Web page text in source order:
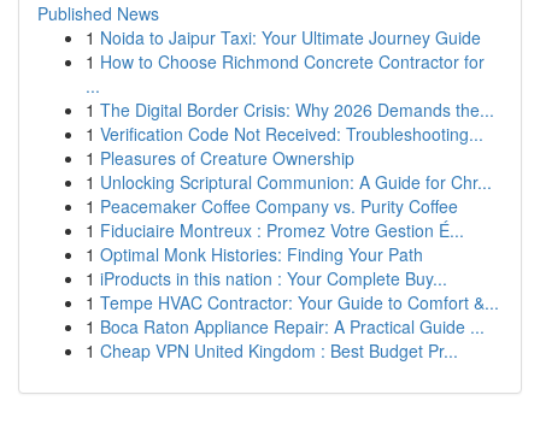
Published News
1 Noida to Jaipur Taxi: Your Ultimate Journey Guide
1 How to Choose Richmond Concrete Contractor for
...
1 The Digital Border Crisis: Why 2026 Demands the...
1 Verification Code Not Received: Troubleshooting...
1 Pleasures of Creature Ownership
1 Unlocking Scriptural Communion: A Guide for Chr...
1 Peacemaker Coffee Company vs. Purity Coffee
1 Fiduciaire Montreux : Promez Votre Gestion É...
1 Optimal Monk Histories: Finding Your Path
1 iProducts in this nation : Your Complete Buy...
1 Tempe HVAC Contractor: Your Guide to Comfort &...
1 Boca Raton Appliance Repair: A Practical Guide ...
1 Cheap VPN United Kingdom : Best Budget Pr...